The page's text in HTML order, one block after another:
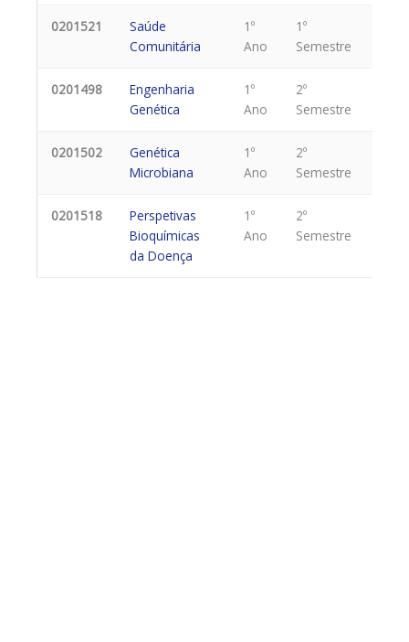
0201521
Saúde
Comunitária
1º
Ano
1º
Semestre
0201498
Engenharia
Genética
1º
Ano
2º
Semestre
0201502
Genética
Microbiana
1º
Ano
2º
Semestre
0201518
Perspetivas
Bioquímicas
da Doença
1º
Ano
2º
Semestre